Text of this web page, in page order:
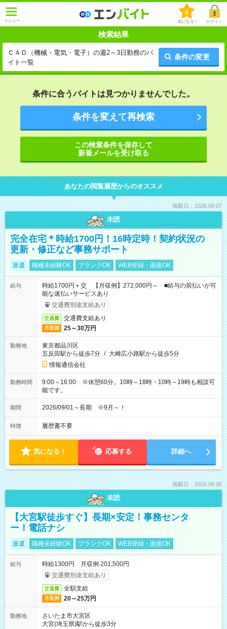
メニュー
0
気になる！ ログイン
検索結果
ＣＡＤ（機械・電気・電子）の週2～3日勤務のバ
イト一覧
条件の変更
条件に合うバイトは見つかりませんでした。
条件を変えて再検索
この検索条件を保存して
新着メールを受け取る
あなたの閲覧履歴からのオススメ
掲載日：2026.08.07
未読
完全在宅＊時給1700円！16時定時！契約状況の
更新・修正など事務サポート
派遣 職種未経験OK ブランクOK WEB登録・面接OK
給与
時給1700円＋交 【月収例】272,000円～ ■給与の前払いが可
能な速払いサービスあり
交通費別途支給あり
交通費 交通費支給あり
月収例 25～30万円
勤務地
東京都品川区
五反田駅から徒歩7分 / 大崎広小路駅から徒歩5分
情報通信会社
勤務時間
9:00～16:00 ※休憩60分。10時～18時・10時～19時も相談可
能です。
期間 2026/09/01～長期 ※9月～！
特徴 履歴書不要
気になる！ 応募する 詳細へ
掲載日：2026.08.06
未読
【大宮駅徒歩すぐ】長期×安定！事務センタ
ー！電話ナシ
派遣 職種未経験OK ブランクOK WEB登録・面接OK
給与
時給1300円 月収例 201,500円
交通費別途支給あり
交通費 全額支給
月収例 20～25万円
勤務地
さいたま市大宮区
大宮(埼玉県)駅から徒歩3分